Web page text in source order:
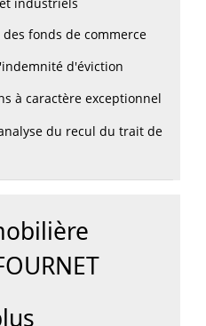
fonds de commerce
d'éviction
à caractère exceptionnel
du recul du trait de